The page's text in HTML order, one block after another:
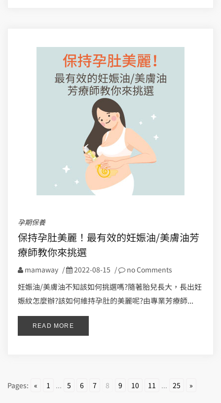
孕期保養
保持孕肚美麗！最有效的妊娠油/美膚油芳
療師教你來挑選
mamaway / 2022-08-15 / no Comments
妊娠油/美膚油不知該如何挑選嗎?隨著胎兒長大，長出妊
娠紋怎麼辦?該如何維持孕肚的美麗呢?由專業芳療師...
READ MORE
Pages: « 1 ... 5 6 7 8 9 10 11 ... 25 »